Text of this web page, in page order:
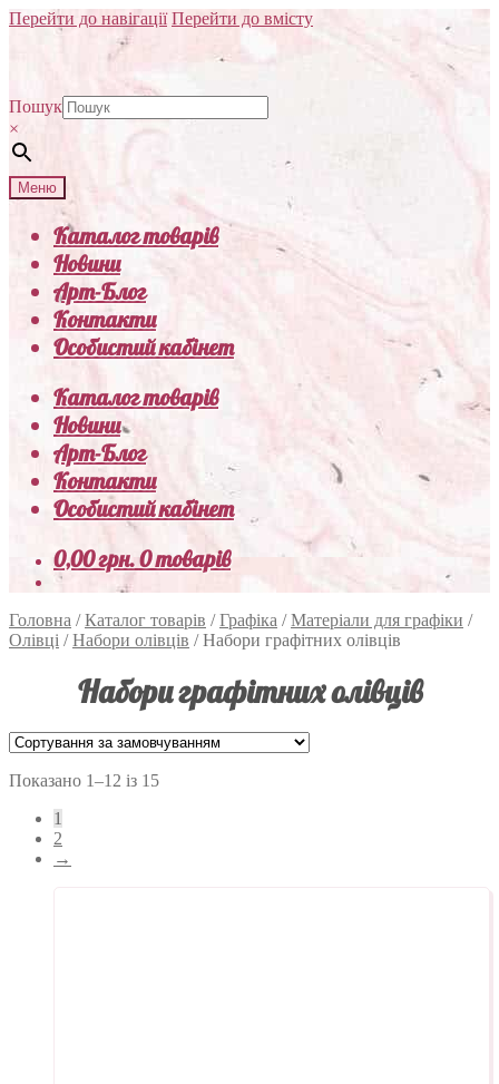
Перейти до навігації Перейти до вмісту
Пошук
×
Меню
Каталог товарів
Новини
Арт-Блог
Контакти
Особистий кабінет
Каталог товарів
Новини
Арт-Блог
Контакти
Особистий кабінет
0,00грн.0 товарів
Головна /Каталог товарів /Графіка /Матеріали для графіки /
Олівці /Набори олівців /Набори графітних олівців
Набори графітних олівців
Показано 1–12 із 15
1
2
→